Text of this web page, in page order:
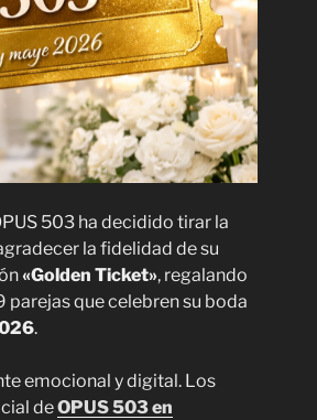
503 ha decidido tirar la
la fidelidad de su
«Golden Ticket», regalando
parejas que celebren su boda
.
emocional y digital. Los
deOPUS 503 en